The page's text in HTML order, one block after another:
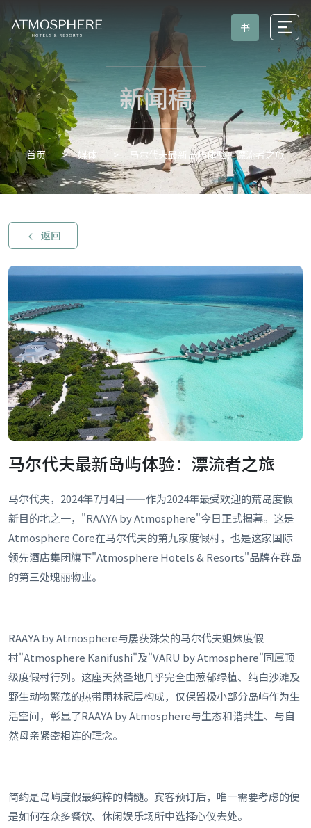
书
新闻稿
首页 媒体 马尔代夫最新岛屿体验：漂流者之旅
返回
马尔代夫最新岛屿体验：漂流者之旅
马尔代夫，2024年7月4日——作为2024年最受欢迎的荒岛度假
新目的地之一，"RAAYA by Atmosphere"今日正式揭幕。这是
Atmosphere Core在马尔代夫的第九家度假村，也是这家国际
领先酒店集团旗下"Atmosphere Hotels & Resorts"品牌在群岛
的第三处瑰丽物业。
RAAYA by Atmosphere与屡获殊荣的马尔代夫姐妹度假
村"Atmosphere Kanifushi"及"VARU by Atmosphere"同属顶
级度假村行列。这座天然圣地几乎完全由葱郁绿植、纯白沙滩及
野生动物繁茂的热带雨林冠层构成，仅保留极小部分岛屿作为生
活空间，彰显了RAAYA by Atmosphere与生态和谐共生、与自
然母亲紧密相连的理念。
简约是岛屿度假最纯粹的精髓。宾客预订后，唯一需要考虑的便
是如何在众多餐饮、休闲娱乐场所中选择心仪去处。